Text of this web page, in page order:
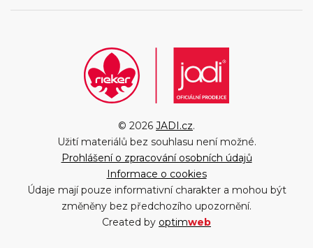
© 2026 JADI.cz.
Užití materiálů bez souhlasu není možné.
Prohlášení o zpracování osobních údajů
Informace o cookies
Údaje mají pouze informativní charakter a mohou být
změněny bez předchozího upozornění.
Created by optimweb